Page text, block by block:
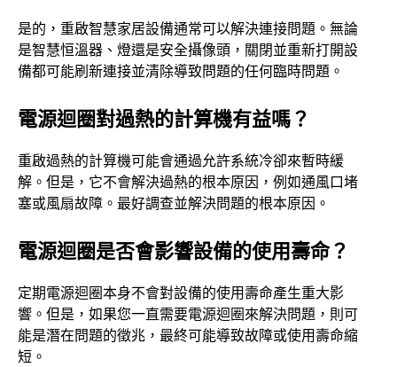
是的，重啟智慧家居設備通常可以解決連接問題。無論
是智慧恒溫器、燈還是安全攝像頭，關閉並重新打開設
備都可能刷新連接並清除導致問題的任何臨時問題。
電源迴圈對過熱的計算機有益嗎？
重啟過熱的計算機可能會通過允許系統冷卻來暫時緩
解。但是，它不會解決過熱的根本原因，例如通風口堵
塞或風扇故障。最好調查並解決問題的根本原因。
電源迴圈是否會影響設備的使用壽命？
定期電源迴圈本身不會對設備的使用壽命產生重大影
響。但是，如果您一直需要電源迴圈來解決問題，則可
能是潛在問題的徵兆，最終可能導致故障或使用壽命縮
短。